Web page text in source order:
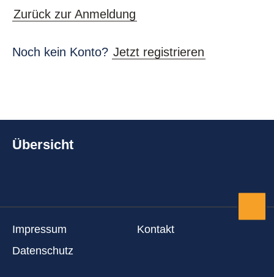
Zurück zur Anmeldung
Noch kein Konto? Jetzt registrieren
Übersicht
Impressum
Kontakt
Datenschutz